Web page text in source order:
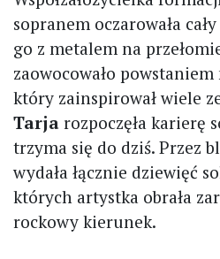
sopranem oczarowała
go z metalem na
zaowocowało
który zainspirował wiele
Tarja rozpoczęła karierę
trzyma się do dziś. Przez
wydała łącznie dziewięć
których artystka obrała
rockowy kierunek.